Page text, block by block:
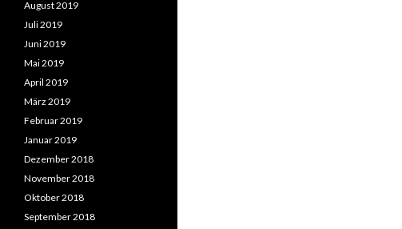
August 2019
Juli 2019
Juni 2019
Mai 2019
April 2019
März 2019
Februar 2019
Januar 2019
Dezember 2018
November 2018
Oktober 2018
September 2018